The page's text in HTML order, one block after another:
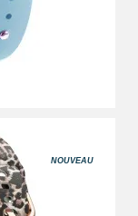
NOUVEAU